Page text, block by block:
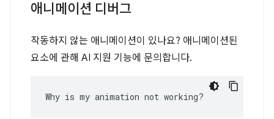
애니메이션 디버그
작동하지 않는 애니메이션이 있나요? 애니메이션된
요소에 관해 AI 지원 기능에 문의합니다.
Why is my animation not working?